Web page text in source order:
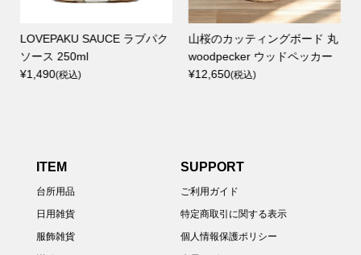
LOVEPAKU SAUCE ラブパク
ソース 250ml
¥1,490(税込)
山桜のカッティングボード 丸
woodpecker ウッドペッカー
¥12,650(税込)
ITEM
台所用品
日用雑貨
服飾雑貨
SUPPORT
ご利用ガイド
特定商取引に関する表示
個人情報保護ポリシー